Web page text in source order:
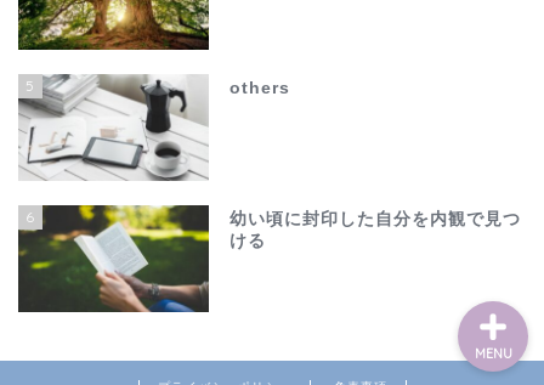
5 others
6
幼い頃に封印した自分を内観で見つ
ける
MENU
夫の不倫で心が壊れそう…
でも、このままじゃ終わ